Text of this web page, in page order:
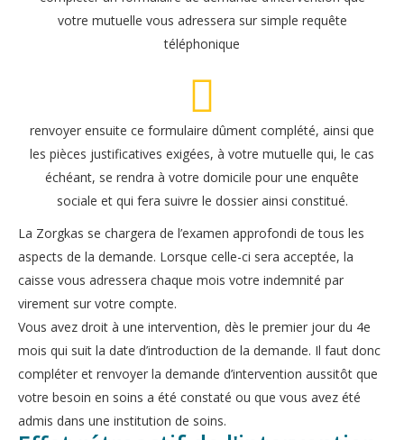
votre mutuelle vous adressera sur simple requête
téléphonique
renvoyer ensuite ce formulaire dûment complété, ainsi que
les pièces justificatives exigées, à votre mutuelle qui, le cas
échéant, se rendra à votre domicile pour une enquête
sociale et qui fera suivre le dossier ainsi constitué.
La Zorgkas se chargera de l’examen approfondi de tous les
aspects de la demande. Lorsque celle-ci sera acceptée, la
caisse vous adressera chaque mois votre indemnité par
virement sur votre compte.
Vous avez droit à une intervention, dès le premier jour du 4e
mois qui suit la date d’introduction de la demande. Il faut donc
compléter et renvoyer la demande d’intervention aussitôt que
votre besoin en soins a été constaté ou que vous avez été
admis dans une institution de soins.